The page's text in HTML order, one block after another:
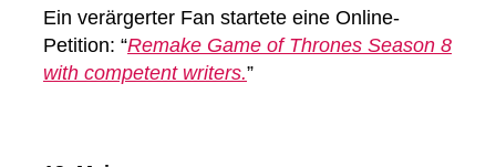
Ein verärgerter Fan startete eine Online-
Petition: “Remake Game of Thrones Season 8
with competent writers.”